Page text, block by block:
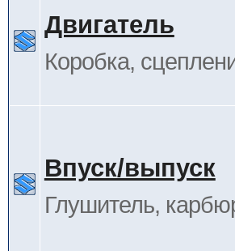
Двигатель
Коробка,
Впуск/выпуск
Глушитель,